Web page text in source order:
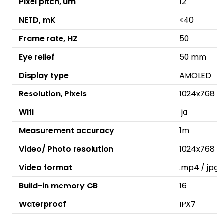
NETD, mK
<40
Frame rate, HZ
50
Eye relief
50 mm
Display type
AMOLED
Resolution, Pixels
1024x768
Wifi
ja
Measurement accuracy
1m
Video/ Photo resolution
1024x768
Video format
.mp4 /
Build-in memory GB
16
Waterproof
IPX7